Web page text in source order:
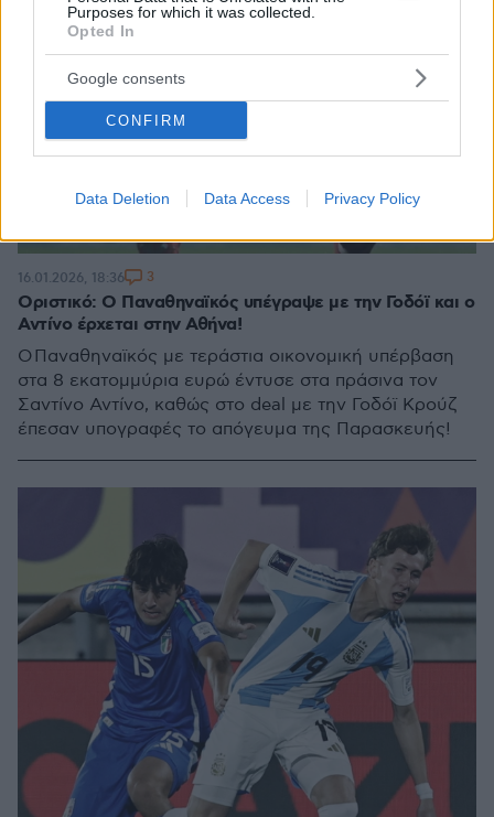
Purposes for which it was collected.
Opted In
Google consents
CONFIRM
Data Deletion Data Access Privacy Policy
Οριστικό: Ο Παναθηναϊκός υπέγραψε με την Γοδόϊ και ο
Αντίνο έρχεται στην Αθήνα!
Ο Παναθηναϊκός με τεράστια οικονομική υπέρβαση
στα 8 εκατομμύρια ευρώ έντυσε στα πράσινα τον
Σαντίνο Αντίνο, καθώς στο deal με την Γοδόϊ Κρούζ
έπεσαν υπογραφές το απόγευμα της Παρασκευής!
16.01.2026, 18:36 3